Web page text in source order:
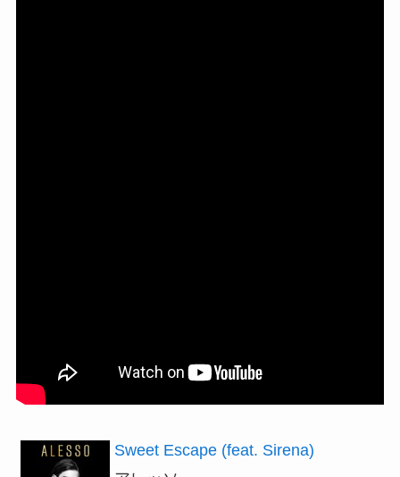
Sweet Escape (feat. Sirena)